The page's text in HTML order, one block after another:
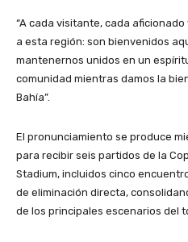
“A cada visitante, cada
a esta región: son bienvenidos
mantenernos unidos en un
comunidad mientras damos la
Bahía”.
El pronunciamiento se produce
para recibir seis partidos de la
Stadium, incluidos cinco
de eliminación directa,
de los principales escenarios del